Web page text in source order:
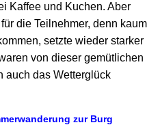
Kaffee und Kuchen. Aber
die Teilnehmer, denn kaum
setzte wieder starker
von dieser gemütlichen
auch das Wetterglück
zur Burg